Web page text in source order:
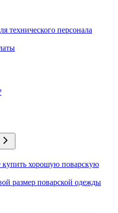
технического персонала
купить хорошую поварскую
размер поварской одежды